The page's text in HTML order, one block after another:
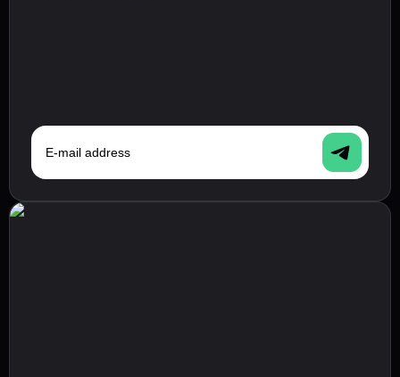
E-mail address